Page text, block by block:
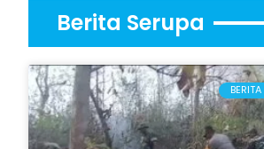
Berita Serupa
BERITA